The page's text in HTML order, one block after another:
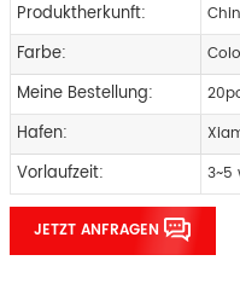
Produktherkunft:
Farbe:
Meine Bestellung:
Hafen:
Vorlaufzeit: 3~5
JETZT ANFRAGEN